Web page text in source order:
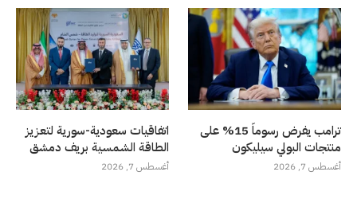
ترامب يفرض رسوماً 15% على
منتجات البولي سيليكون
أغسطس 7, 2026
اتفاقيات سعودية-سورية لتعزيز
الطاقة الشمسية بريف دمشق
أغسطس 7, 2026